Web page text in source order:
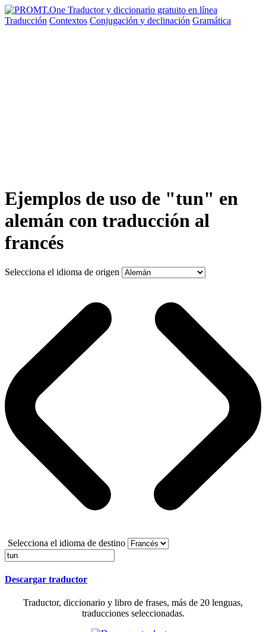
Traducción Contextos Conjugación y declinación Gramática
Ejemplos de uso de "tun" en
alemán con traducción al
francés
Selecciona el idioma de origen
Selecciona el idioma de destino
Descargar traductor
Traductor, diccionario y libro de frases, más de 20 lenguas,
traducciones seleccionadas.